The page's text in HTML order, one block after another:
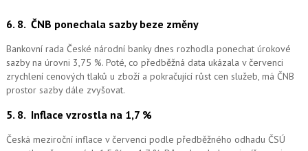
6. 8. ČNB ponechala sazby beze změny
Bankovní rada České národní banky dnes rozhodla ponechat úrokové
sazby na úrovni 3,75 %. Poté, co předběžná data ukázala v červenci
zrychlení cenových tlaků u zboží a pokračující růst cen služeb, má ČNB
prostor sazby dále zvyšovat.
5. 8. Inflace vzrostla na 1,7 %
Česká meziroční inflace v červenci podle předběžného odhadu ČSÚ